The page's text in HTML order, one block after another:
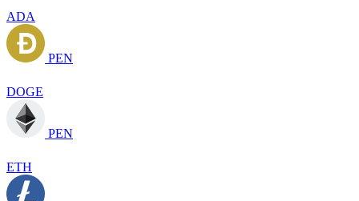
ADA
PEN
DOGE
PEN
ETH